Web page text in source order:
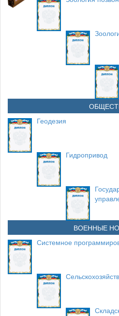
Геодезия
Гидропривод
ВОЕННЫЕ
Системное